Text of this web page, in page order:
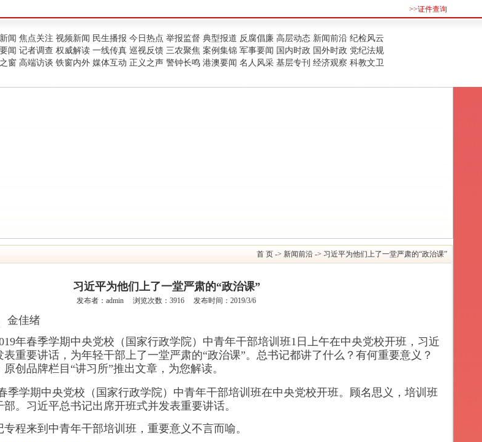
>>证件查询
闻 焦点关注 视频新闻 民生播报 今日热点 举报监督 典型报道 反腐倡廉 高层动态 新闻前沿 纪检风云
闻 记者调查 权威解读 一线传真 巡视反馈 三农聚焦 案例集锦 军事要闻 国内时政 国外时政 党纪法规
窗 高端访谈 铁窗内外 媒体互动 正义之声 警钟长鸣 港澳要闻 名人风采 基层专刊 经济观察 科教文卫
首 页 -> 新闻前沿 -> 习近平为他们上了一堂严肃的“政治课”
习近平为他们上了一堂严肃的“政治课”
发布者：admin 浏览次数：3916 发布时间：2019/3/6
金佳绪
年春季学期中央党校（国家行政学院）中青年干部培训班1日上午在中央党校开班，习近
重要讲话，为年轻干部上了一堂严肃的“政治课”。总书记都讲了什么？有何重要意义？
创品牌栏目“讲习所”推出文章，为您解读。
学期中央党校（国家行政学院）中青年干部培训班在中央党校开班。顾名思义，培训班
。习近平总书记出席开班式并发表重要讲话。
来到中青年干部培训班，重要意义不言而喻。